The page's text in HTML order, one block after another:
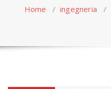
Home / ingegneria /